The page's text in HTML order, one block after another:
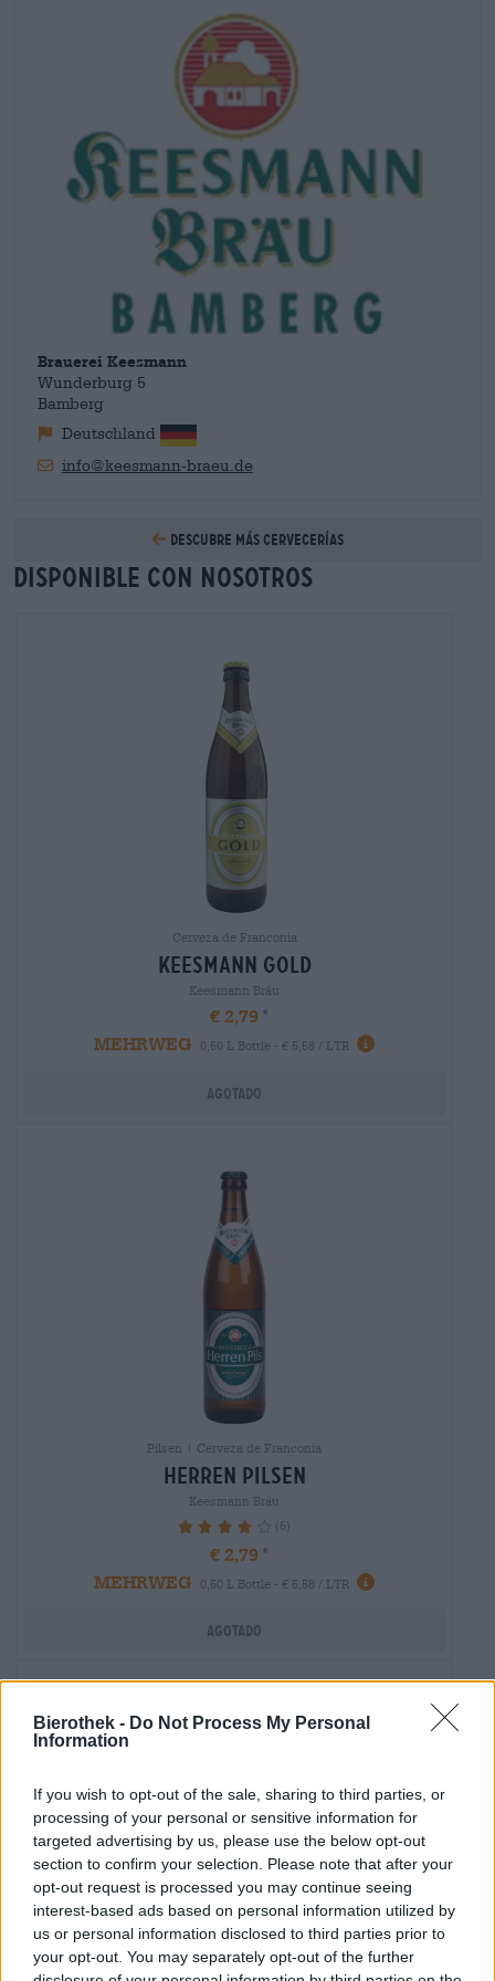
Bierothek - Do Not Process My Personal
Information
If you wish to opt-out of the sale, sharing to third parties, or
processing of your personal or sensitive information for
targeted advertising by us, please use the below opt-out
section to confirm your selection. Please note that after your
opt-out request is processed you may continue seeing
interest-based ads based on personal information utilized by
us or personal information disclosed to third parties prior to
your opt-out. You may separately opt-out of the further
cerveza y los habitantes de Bamberg pudieron comprar
cerveza y Leberkäs de un mismo proveedor en casas
contiguas. La Pilsner masculina ya era popular entonces y
todavía hoy constituye una gran parte de la producción.
Brauerei Keesmann
Wunderburg 5
Bamberg
Deutschland
info@keesmann-braeu.de
Descubre más cervecerías
Disponible con nosotros
Cerveza de Franconia
keesmann gold
Keesmann Bräu
€ 2,79
MEHRWEG
0,50 L Bottle - € 5,58 / LTR
Agotado
Pilsen | Cerveza de Franconia
herren Pilsen
Keesmann Bräu
86.67% (6)
€ 2,79
MEHRWEG
0,50 L Bottle - € 5,58 / LTR
Agotado